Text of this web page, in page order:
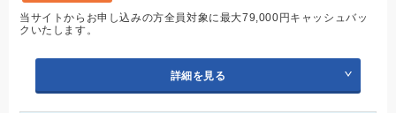
当サイトからお申し込みの方全員対象に最大79,000円キャッシュバッ
クいたします。
詳細を見る